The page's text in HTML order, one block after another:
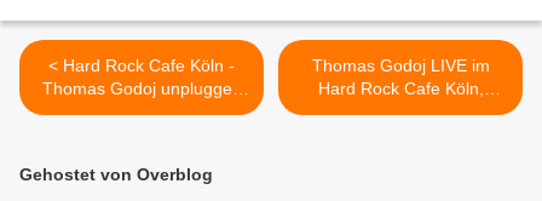
< Hard Rock Cafe Köln -
Thomas Godoj unplugged
am 4.4.09
Thomas Godoj LIVE im
Hard Rock Cafe Köln,
04.04.09. Ich war dabei! >
Gehostet von Overblog